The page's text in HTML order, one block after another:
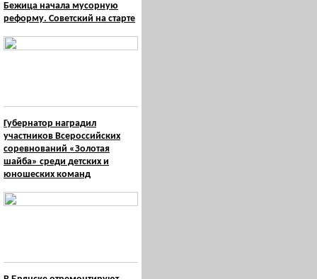
Бежица начала мусорную
реформу. Советский на старте
Губернатор наградил
участников Всероссийских
соревнований «Золотая
шайба» среди детских и
юношеских команд